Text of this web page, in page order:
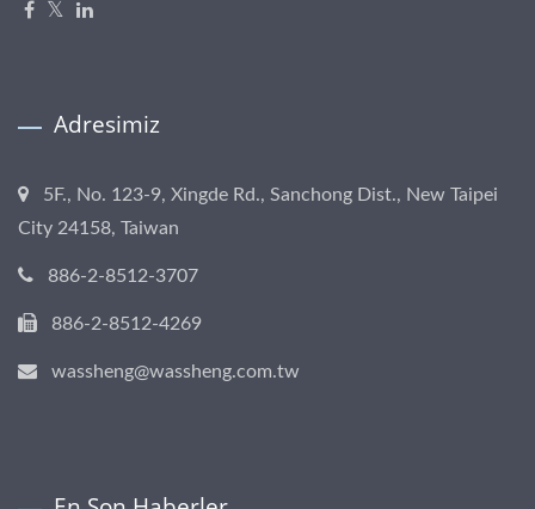
Adresimiz
5F., No. 123-9, Xingde Rd., Sanchong Dist., New Taipei
City 24158, Taiwan
886-2-8512-3707
886-2-8512-4269
wassheng@wassheng.com.tw